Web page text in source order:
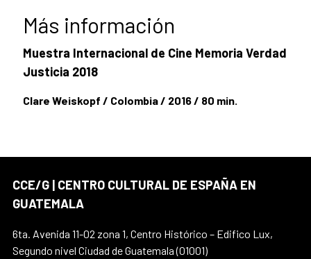
Más información
Muestra Internacional de Cine Memoria Verdad
Justicia 2018
Clare Weiskopf / Colombia / 2016 / 80 min.
CCE/G | CENTRO CULTURAL DE ESPAÑA EN
GUATEMALA
6ta. Avenida 11-02 zona 1, Centro Histórico – Edifico Lux,
Segundo nivel Ciudad de Guatemala (01001)